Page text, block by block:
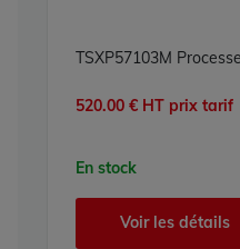
520.00 € HT prix tarif
En stock
Voir les détails